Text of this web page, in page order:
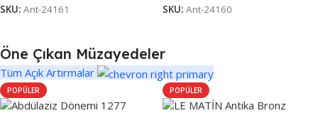
SKU: Ant-24161 SKU: Ant-24160
Öne Çıkan Müzayedeler
Tüm Açık Artırmalar
POPÜLER POPÜLER